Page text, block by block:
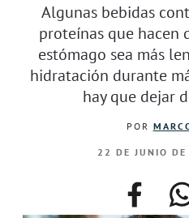
Algunas bebidas
proteínas que hacen
estómago sea más
hidratación durante
hay que dejar
POR
22 DE JUNIO